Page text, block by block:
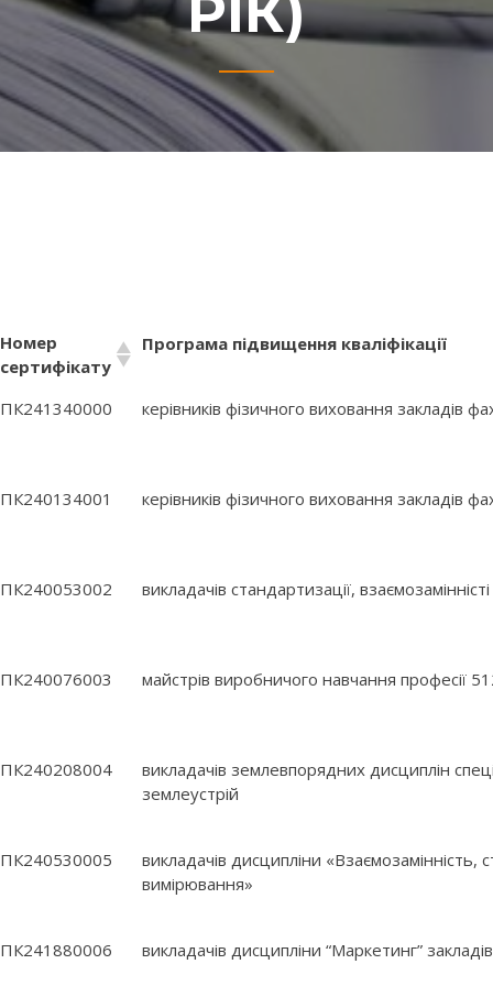
Номер
сертифікату
Програма підвищення кваліфікації
Номер
Програма підвищення кваліфікації
ПК241340000 керівників фізичного виховання закладів
ПК240134001 керівників фізичного виховання закладів
ПК240053002 викладачів стандартизації,
ПК240076003 майстрів виробничого навчання професії
ПК240208004
викладачів землевпорядних дисциплін
землеустрій
ПК240530005
викладачів дисципліни «Взаємозамінність,
вимірювання»
ПК241880006 викладачів дисципліни “Маркетинг”